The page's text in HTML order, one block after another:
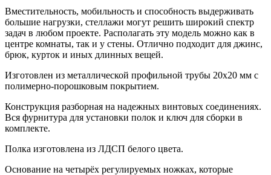
Вместительность, мобильность и способность выдерживать
большие нагрузки, стеллажи могут решить широкий спектр
задач в любом проекте. Располагать эту модель можно как в
центре комнаты, так и у стены. Отлично подходит для джинс,
брюк, курток и иных длинных вещей.
Изготовлен из металлической профильной трубы 20х20 мм с
полимерно-порошковым покрытием.
Конструкция разборная на надежных винтовых соединениях.
Вся фурнитура для установки полок и ключ для сборки в
комплекте.
Полка изготовлена из ЛДСП белого цвета.
Основание на четырёх регулируемых ножках, которые